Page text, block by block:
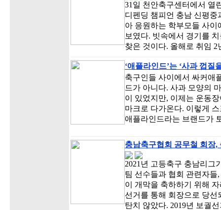
31일 천안축구센터에서 열
디펜딩 챔피언 충남 신평
아 응원하는 학부모들 사
보였다. 빗속에서 경기를
찾은 것이다. 올해로 취임
‘애플라인드’는 ‘사과 껍질
축구인들 사이에서 싸커애
드가 아니다. 사과 모양의
이 있었지만, 이제는 운동
마크로 다가온다. 이렇게
애플라인드라는 브랜드가
충남축구협회 공무철 회장
2021년 고등축구 충남리그
팀 선수들과 협회 관련자
이 개막을 축하하기 위해
선거를 통해 회장으로 당
탄치 않았다. 2019년 보궐